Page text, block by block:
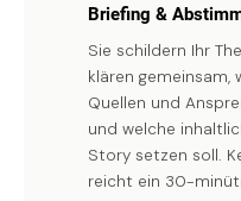
Briefing &
Sie schildern Ihr
klären gemeinsam,
Quellen und
und welche
Story setzen soll.
reicht ein 30-